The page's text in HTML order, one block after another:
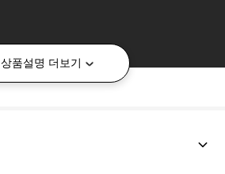
상품설명 더보기